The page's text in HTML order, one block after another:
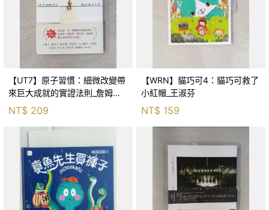
【UT7】原子習慣：細微改變帶
來巨大成就的實證法則_詹姆斯‧
克利爾, 蔡世偉
NT$ 209
【WRN】貓巧可4：貓巧可救了
小紅帽_王淑芬
NT$ 159